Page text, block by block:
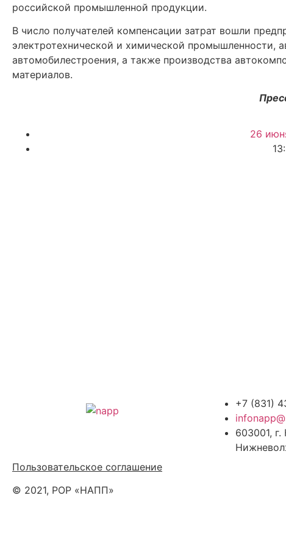
российской промышленной продукции.
В число получателей компенсации затрат вошли
электротехнической и химической промышленности,
автомобилестроения, а также производства
материалов.
26
Пользовательское соглашение
© 2021, РОР «НАПП»
+7 (831)
603001,